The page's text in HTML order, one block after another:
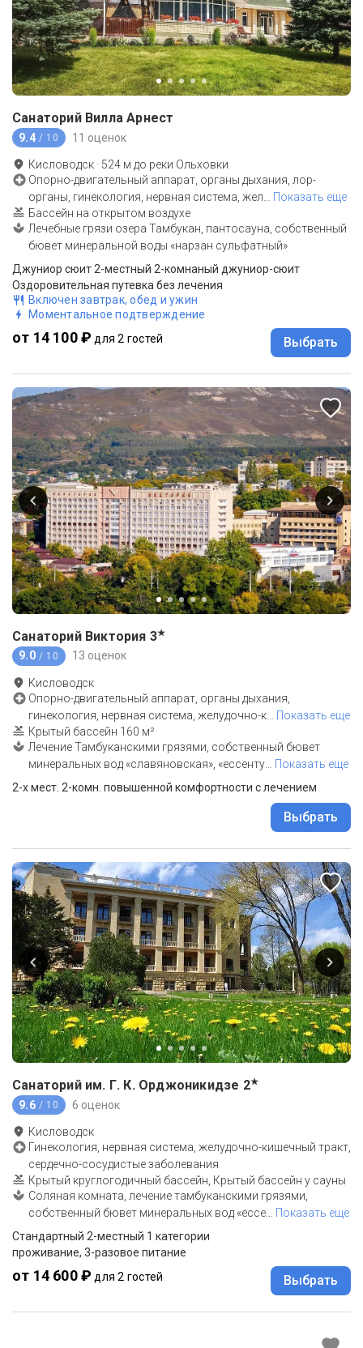
Санаторий Вилла Арнест
9.4 / 10 11 оценок
Кисловодск · 524 м до реки Ольховки
Опорно-двигательный аппарат, органы дыхания, лор-
органы, гинекология, нервная система, жел
Показать еще
Бассейн на открытом воздухе
Лечебные грязи озера Тамбукан, пантосауна, собственный
бювет минеральной воды «нарзан сульфатный»
Джуниор сюит 2-местный 2-комнаный джуниор-сюит
Оздоровительная путевка без лечения
Включен завтрак, обед и ужин
Моментальное подтверждение
от 14 100 ₽ для 2 гостей Выбрать
Санаторий Виктория 3★
9.0 / 10 13 оценок
Кисловодск
Опорно-двигательный аппарат, органы дыхания,
гинекология, нервная система, желудочно-к
Показать еще
Крытый бассейн 160 м²
Лечение Тамбуканскими грязями, собственный бювет
минеральных вод «славяновская», «ессенту
Показать еще
2-х мест. 2-комн. повышенной комфортности с лечением
Выбрать
Санаторий им. Г. К. Орджоникидзе 2★
9.6 / 10 6 оценок
Кисловодск
Гинекология, нервная система, желудочно-кишечный тракт,
сердечно-сосудистые заболевания
Крытый круглогодичный бассейн, Крытый бассейн у сауны
Соляная комната, лечение тамбуканскими грязями,
собственный бювет минеральных вод «ессе
Показать еще
Стандартный 2-местный 1 категории
проживание, 3-разовое питание
от 14 600 ₽ для 2 гостей Выбрать